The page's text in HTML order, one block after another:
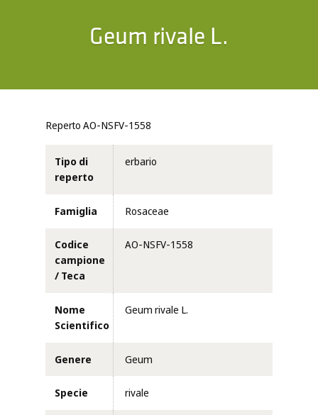
Geum rivale L.
Reperto AO-NSFV-1558
Tipo di
reperto
erbario
Famiglia Rosaceae
Codice
campione
/ Teca
AO-NSFV-1558
Nome
Scientifico
Geum rivale L.
Genere Geum
Specie rivale